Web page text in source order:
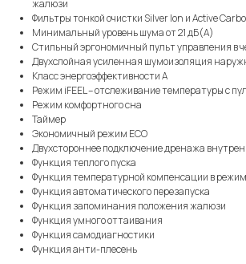
жалюзи
Фильтры тонкой очистки Silver Ion и Active
Минимальный уровень шума от 21 дБ(А)
Стильный эргономичный пульт управления в
Двухслойная усиленная шумоизоляция
Класс энергоэффективности А
Режим iFEEL – отслеживание температуры с
Режим комфортного сна
Таймер
Экономичный режим ECO
Двухстороннее подключение дренажа
Функция теплого пуска
Функция температурной компенсации в
Функция автоматического перезапуска
Функция запоминания положения жалюзи
Функция умного оттаивания
Функция самодиагностики
Функция анти-плесень